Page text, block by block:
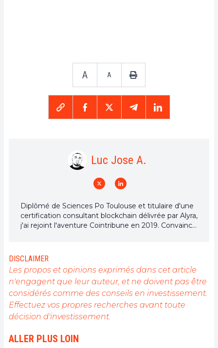
A A
Luc Jose A.
Diplômé de Sciences Po Toulouse et titulaire d'une
certification consultant blockchain délivrée par Alyra,
j'ai rejoint l'aventure Cointribune en 2019. Convaincu
l'engagement de sensibiliser et d'informer le grand
public sur cet écosystème en constante évolution.
Mon objectif est de permettre à chacun de mieux
comprendre la blockchain et de saisir les
opportunités qu'elle offre. Je m'efforce chaque jour
de fournir une analyse objective de l'actualité, de
décrypter les tendances du marché, de relayer les
sociétaux de cette révolution en marche.
DISCLAIMER
Les propos et opinions exprimés dans cet article
n'engagent que leur auteur, et ne doivent pas être
considérés comme des conseils en investissement.
Effectuez vos propres recherches avant toute
décision d'investissement.
ALLER PLUS LOIN